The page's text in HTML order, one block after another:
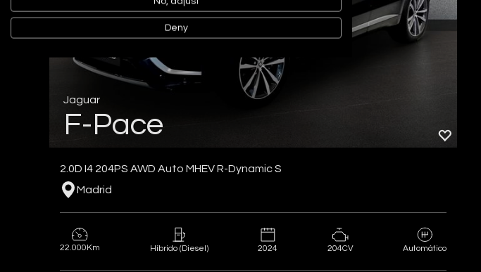
Jaguar
F-Pace
2.0D I4 204PS AWD Auto MHEV R-Dynamic S
Madrid
22.000Km Híbrido (Diesel) 2024 204CV Automático
Deny